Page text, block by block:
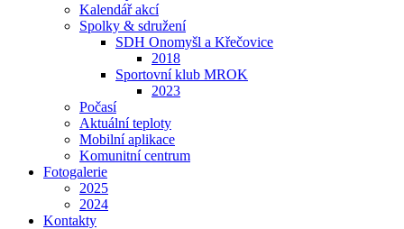
Kalendář akcí
Spolky & sdružení
SDH Onomyšl a Křečovice
2018
Sportovní klub MROK
2023
Počasí
Aktuální teploty
Mobilní aplikace
Komunitní centrum
Fotogalerie
2025
2024
Kontakty